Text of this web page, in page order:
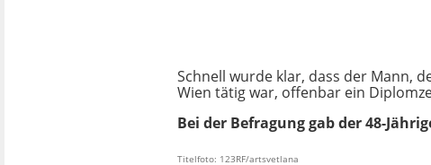
Schnell wurde klar, dass der Mann,
Wien tätig war, offenbar ein
Bei der Befragung gab der 48-
Titelfoto: 123RF/artsvetlana